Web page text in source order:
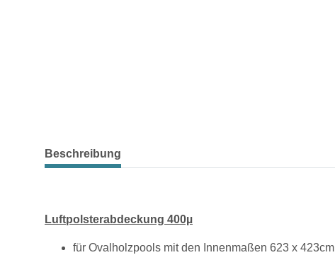
weitere Registerkarten anzeigen
Beschreibung
Luftpolsterabdeckung 400µ
für Ovalholzpools mit den Innenmaßen 623 x 423cm